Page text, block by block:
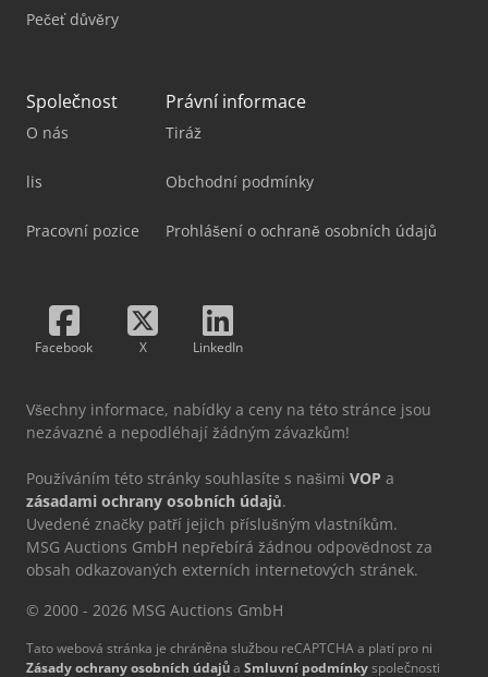
Pečeť důvěry
Společnost
O nás
lis
Pracovní pozice
Právní informace
Tiráž
Obchodní podmínky
Prohlášení o ochraně osobních údajů
Facebook X LinkedIn
Všechny informace, nabídky a ceny na této stránce jsou
nezávazné a nepodléhají žádným závazkům!
Používáním této stránky souhlasíte s našimi VOP a
zásadami ochrany osobních údajů.
Uvedené značky patří jejich příslušným vlastníkům.
MSG Auctions GmbH nepřebírá žádnou odpovědnost za
obsah odkazovaných externích internetových stránek.
© 2000 - 2026 MSG Auctions GmbH
Tato webová stránka je chráněna službou reCAPTCHA a platí pro ni
Zásady ochrany osobních údajůa Smluvní podmínkyspolečnosti